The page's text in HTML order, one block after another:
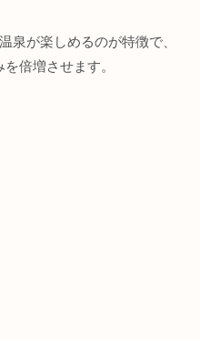
泉が楽しめるのが特徴で、
倍増させます。